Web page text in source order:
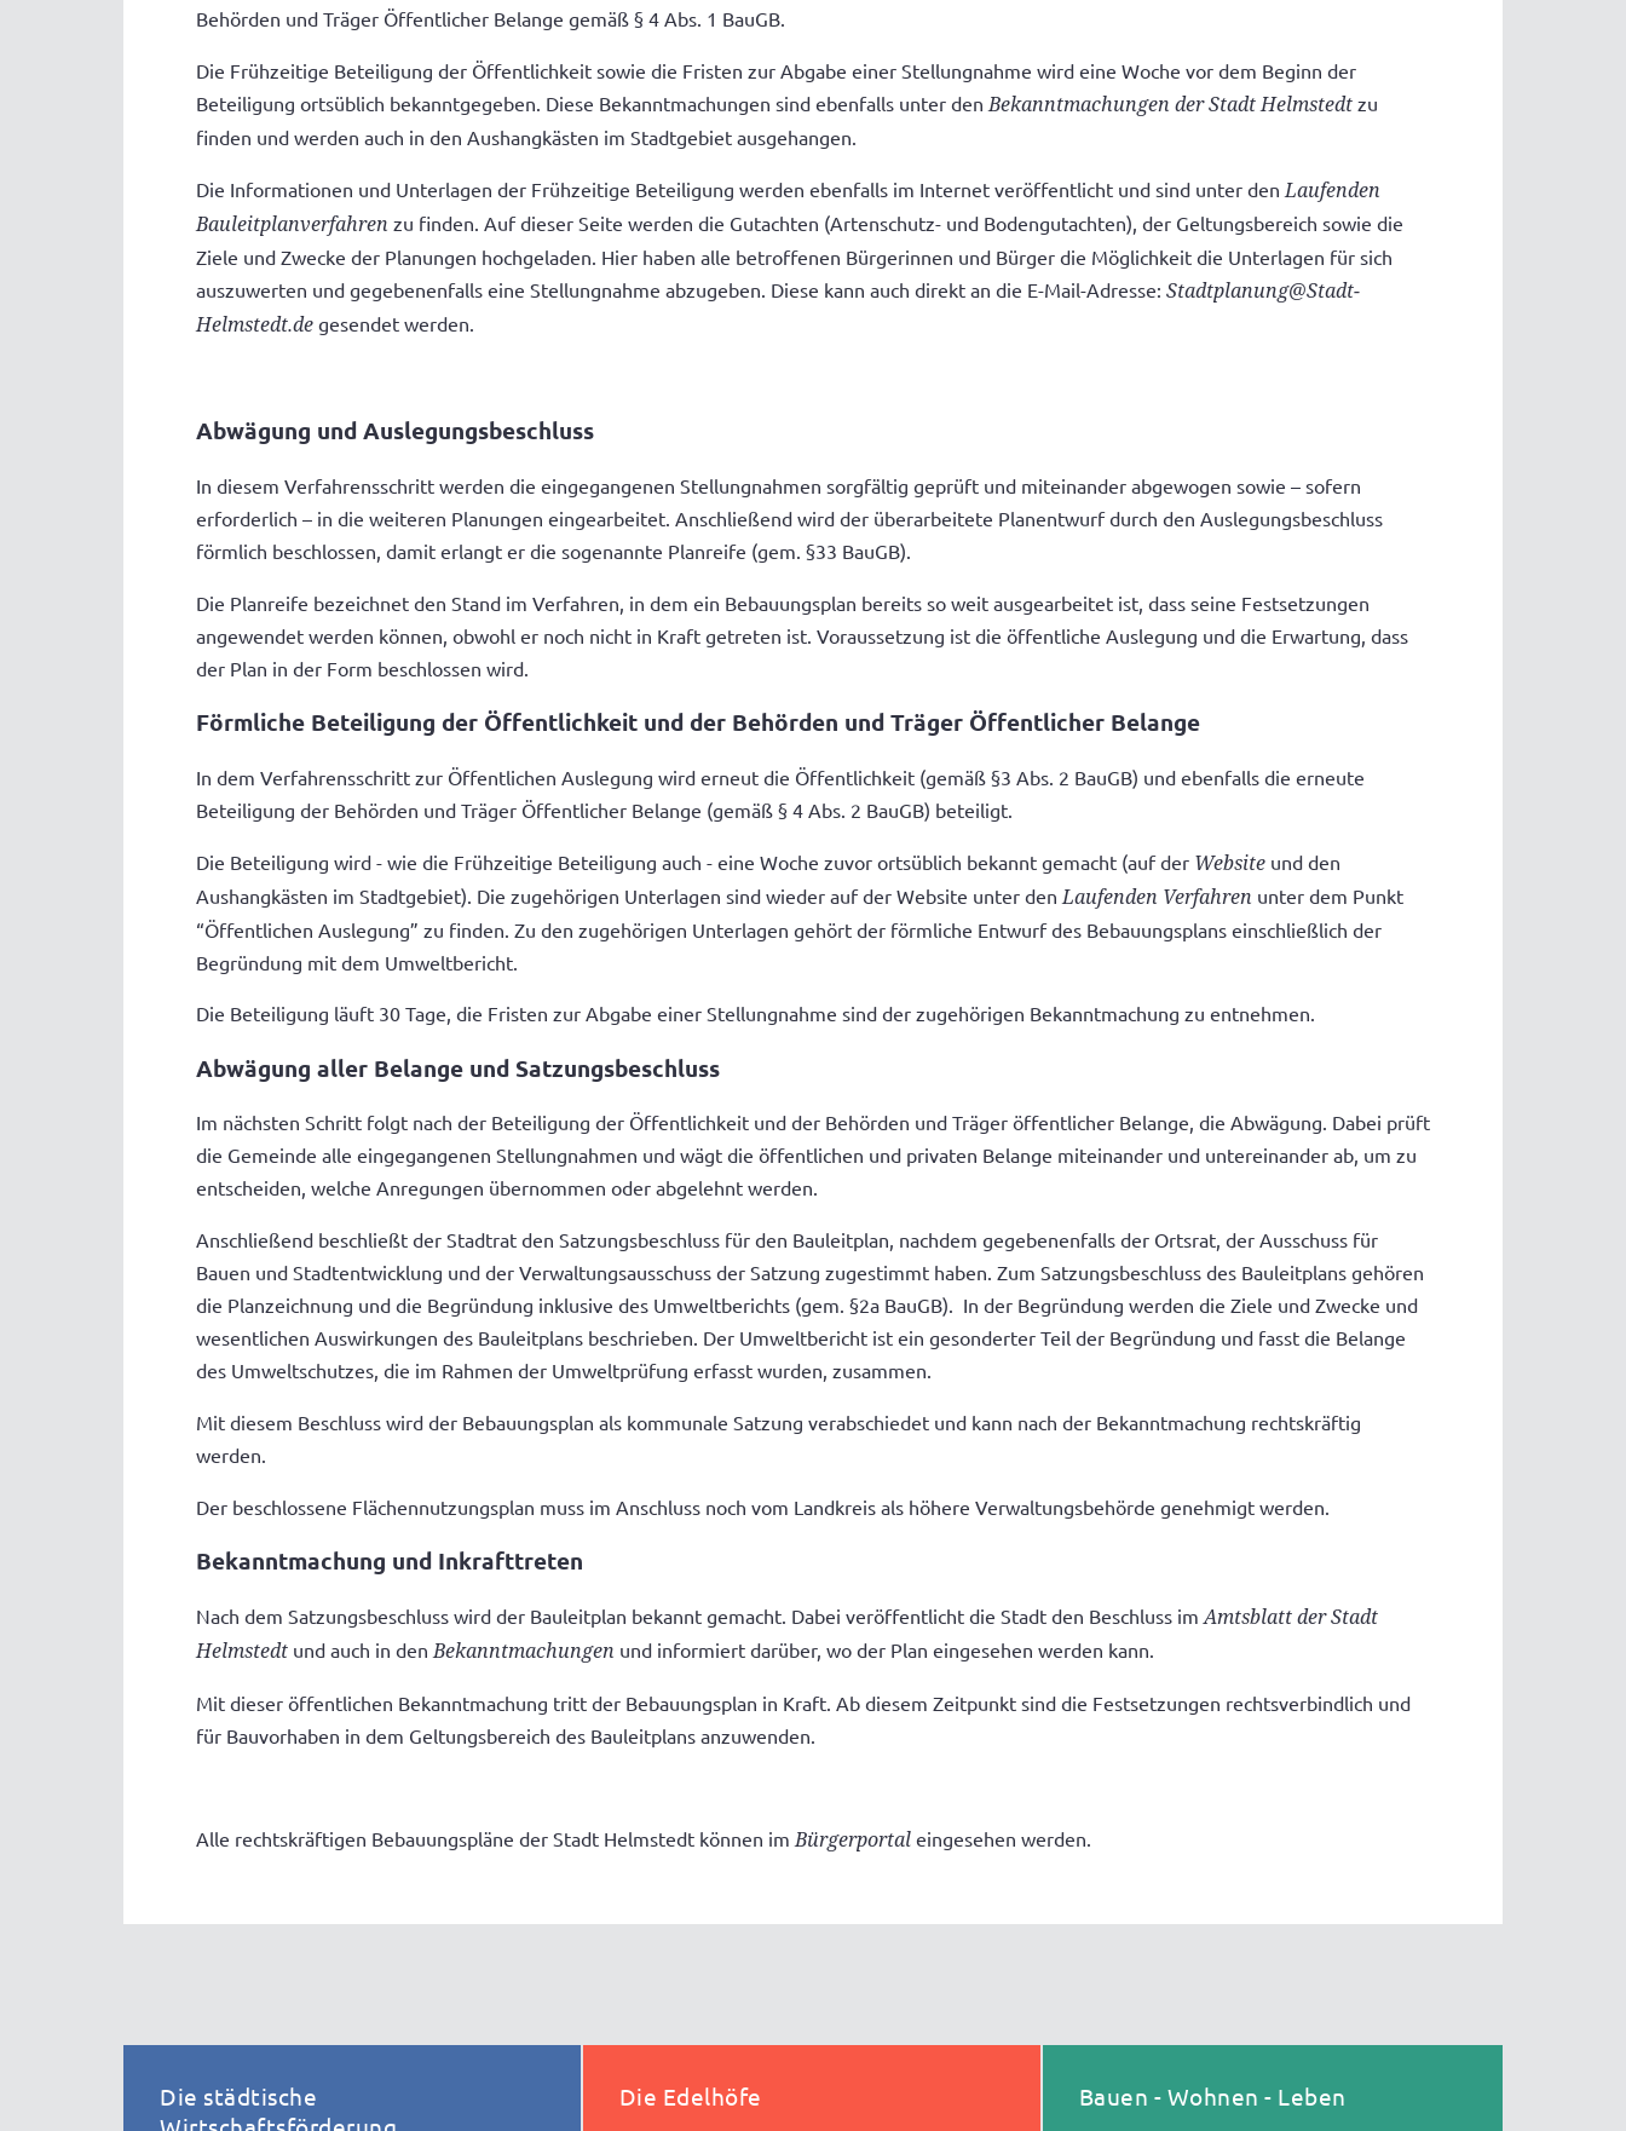
Behörden und Träger Öffentlicher Belange gemäß § 4 Abs. 1 BauGB.
Die Frühzeitige Beteiligung der Öffentlichkeit sowie die Fristen zur Abgabe einer Stellungnahme wird eine Woche vor dem Beginn der
Beteiligung ortsüblich bekanntgegeben. Diese Bekanntmachungen sind ebenfalls unter den Bekanntmachungen der Stadt Helmstedt zu
finden und werden auch in den Aushangkästen im Stadtgebiet ausgehangen.
Die Informationen und Unterlagen der Frühzeitige Beteiligung werden ebenfalls im Internet veröffentlicht und sind unter den Laufenden
Bauleitplanverfahren zu finden. Auf dieser Seite werden die Gutachten (Artenschutz- und Bodengutachten), der Geltungsbereich sowie die
Ziele und Zwecke der Planungen hochgeladen. Hier haben alle betroffenen Bürgerinnen und Bürger die Möglichkeit die Unterlagen für sich
auszuwerten und gegebenenfalls eine Stellungnahme abzugeben. Diese kann auch direkt an die E-Mail-Adresse: Stadtplanung@Stadt-
Helmstedt.de gesendet werden.
Abwägung und Auslegungsbeschluss
In diesem Verfahrensschritt werden die eingegangenen Stellungnahmen sorgfältig geprüft und miteinander abgewogen sowie – sofern
erforderlich – in die weiteren Planungen eingearbeitet. Anschließend wird der überarbeitete Planentwurf durch den Auslegungsbeschluss
förmlich beschlossen, damit erlangt er die sogenannte Planreife (gem. §33 BauGB).
Die Planreife bezeichnet den Stand im Verfahren, in dem ein Bebauungsplan bereits so weit ausgearbeitet ist, dass seine Festsetzungen
angewendet werden können, obwohl er noch nicht in Kraft getreten ist. Voraussetzung ist die öffentliche Auslegung und die Erwartung, dass
der Plan in der Form beschlossen wird.
Förmliche Beteiligung der Öffentlichkeit und der Behörden und Träger Öffentlicher Belange
In dem Verfahrensschritt zur Öffentlichen Auslegung wird erneut die Öffentlichkeit (gemäß §3 Abs. 2 BauGB) und ebenfalls die erneute
Beteiligung der Behörden und Träger Öffentlicher Belange (gemäß § 4 Abs. 2 BauGB) beteiligt.
Die Beteiligung wird - wie die Frühzeitige Beteiligung auch - eine Woche zuvor ortsüblich bekannt gemacht (auf der Website und den
Aushangkästen im Stadtgebiet). Die zugehörigen Unterlagen sind wieder auf der Website unter den Laufenden Verfahren unter dem Punkt
“Öffentlichen Auslegung” zu finden. Zu den zugehörigen Unterlagen gehört der förmliche Entwurf des Bebauungsplans einschließlich der
Begründung mit dem Umweltbericht.
Die Beteiligung läuft 30 Tage, die Fristen zur Abgabe einer Stellungnahme sind der zugehörigen Bekanntmachung zu entnehmen.
Abwägung aller Belange und Satzungsbeschluss
Im nächsten Schritt folgt nach der Beteiligung der Öffentlichkeit und der Behörden und Träger öffentlicher Belange, die Abwägung. Dabei prüft
die Gemeinde alle eingegangenen Stellungnahmen und wägt die öffentlichen und privaten Belange miteinander und untereinander ab, um zu
entscheiden, welche Anregungen übernommen oder abgelehnt werden.
Anschließend beschließt der Stadtrat den Satzungsbeschluss für den Bauleitplan, nachdem gegebenenfalls der Ortsrat, der Ausschuss für
Bauen und Stadtentwicklung und der Verwaltungsausschuss der Satzung zugestimmt haben. Zum Satzungsbeschluss des Bauleitplans gehören
die Planzeichnung und die Begründung inklusive des Umweltberichts (gem. §2a BauGB). In der Begründung werden die Ziele und Zwecke und
wesentlichen Auswirkungen des Bauleitplans beschrieben. Der Umweltbericht ist ein gesonderter Teil der Begründung und fasst die Belange
des Umweltschutzes, die im Rahmen der Umweltprüfung erfasst wurden, zusammen.
Mit diesem Beschluss wird der Bebauungsplan als kommunale Satzung verabschiedet und kann nach der Bekanntmachung rechtskräftig
werden.
Der beschlossene Flächennutzungsplan muss im Anschluss noch vom Landkreis als höhere Verwaltungsbehörde genehmigt werden.
Bekanntmachung und Inkrafttreten
Nach dem Satzungsbeschluss wird der Bauleitplan bekannt gemacht. Dabei veröffentlicht die Stadt den Beschluss im Amtsblatt der Stadt
Helmstedt und auch in den Bekanntmachungen und informiert darüber, wo der Plan eingesehen werden kann.
Mit dieser öffentlichen Bekanntmachung tritt der Bebauungsplan in Kraft. Ab diesem Zeitpunkt sind die Festsetzungen rechtsverbindlich und
für Bauvorhaben in dem Geltungsbereich des Bauleitplans anzuwenden.
Alle rechtskräftigen Bebauungspläne der Stadt Helmstedt können im Bürgerportal eingesehen werden.
Die städtische
Die Edelhöfe Bauen - Wohnen - Leben